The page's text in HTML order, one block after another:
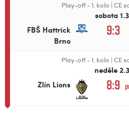
Play-off - 1. kolo | CE
sobota
FBŠ Hattrick
Brno
9:3
Play-off - 1. kolo | CE
neděle
Zlín Lions
8:9